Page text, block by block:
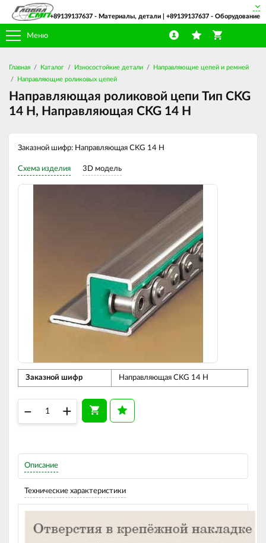
Меню
+89139137637 - Материалы, детали | +89139137637 - Оборудование
Главная Каталог Износостойкие детали
Направляющие цепей и ремней
Направляющие роликовых цепей
Направляющая роликовой цепи Тип CKG
14 H, Направляющая CKG 14 H
Заказной шифр: Направляющая CKG 14 H
Схема изделия 3D модель
Заказной шифр Направляющая CKG 14 H
– +
Описание
Технические характеристики